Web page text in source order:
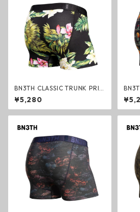
BN3TH CLASSIC TRUNK PRIN
T MAGNOLIA BLACK ボクサー
パンツ トランクス マグノリア
ブラック ベニス スポーツ マイ
¥5,280
T
ツ ト
ク